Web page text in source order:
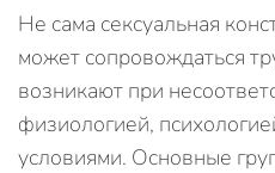
Не сама сексуальная
может сопровождаться
возникают при
физиологией,
условиями. Основные